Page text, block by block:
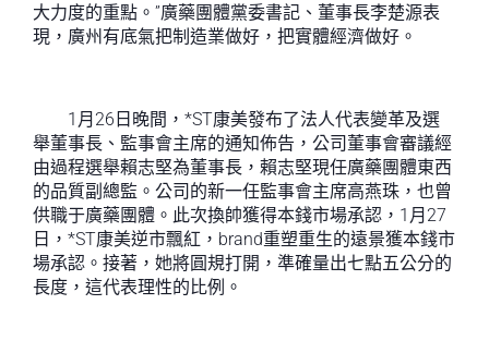
大力度的重點。”廣藥團體黨委書記、董事長李楚源表
現，廣州有底氣把制造業做好，把實體經濟做好。
1月26日晚間，*ST康美發布了法人代表變革及選
舉董事長、監事會主席的通知佈告，公司董事會審議經
由過程選舉賴志堅為董事長，賴志堅現任廣藥團體東西
的品質副總監。公司的新一任監事會主席高燕珠，也曾
供職于廣藥團體。此次換帥獲得本錢市場承認，1月27
日，*ST康美逆市飄紅，brand重塑重生的遠景獲本錢市
場承認。接著，她將圓規打開，準確量出七點五公分的
長度，這代表理性的比例。